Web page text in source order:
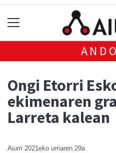
Ongi Etorri
ekimenaren
Larreta kalean
Aiurri 2021eko urriaren 29a